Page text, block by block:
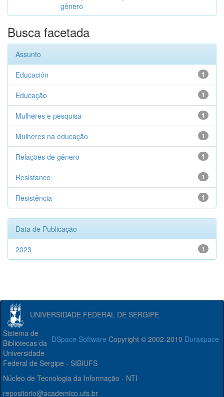
gênero
Busca facetada
Assunto
1
Educación
1
Educação
1
Mulheres e pesquisa
1
Mulheres na educação
1
Relações de gênero
1
Resistance
1
Resistência
Data de Publicação
1
2023
UNIVERSIDADE FEDERAL DE SERGIPE
DSpace Software Copyright © 2002-2010 Duraspace
Sistema de
Bibliotecas da
Universidade
Federal de Sergipe - SIBIUFS
Núcleo de Tecnologia da Informação - NTI
repositorio@academico.ufs.br